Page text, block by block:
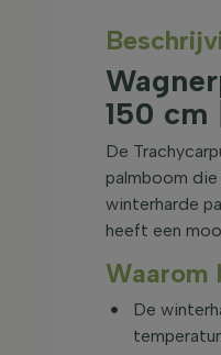
150 cm
De
palmboom
winterharde
heeft een
Waarom
De